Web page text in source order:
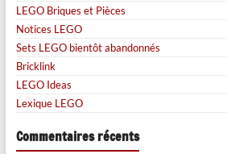
LEGO Briques et Pièces
Notices LEGO
Sets LEGO bientôt abandonnés
Bricklink
LEGO Ideas
Lexique LEGO
Commentaires récents